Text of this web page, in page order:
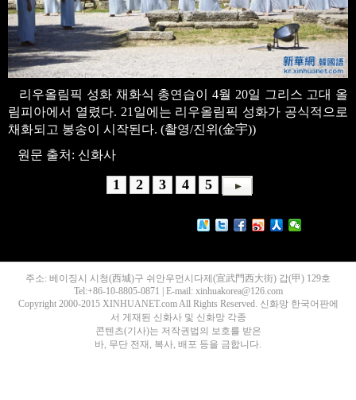
리우올림픽 성화 채화식 총연습이 4월 20일 그리스 고대 올
림피아에서 열렸다. 21일에는 리우올림픽 성화가 공식적으로
채화되고 봉송이 시작된다. (촬영/진위(金宇))
원문 출처: 신화사
1 2 3 4 5
주소: 베이징시 시청(西城)구 쉬안우먼시다제(宣武門西大街) 갑(甲) 129호
Tel:+86-10-8805-0871 | E-mail: xinhuakorea@126.com
Copyright 2000-2015 XINHUANET.com All Rights Reserved. 신화망 한국어판에
서 게재된 신화사 및 신화망 각종
콘텐츠(기사)는 저작권법의 보호를 받은
바, 무단 전재, 복사, 배포 등을 금합니다.